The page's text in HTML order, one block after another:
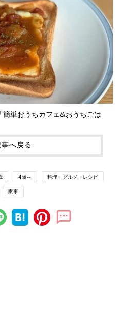
単おうちカフェ&おうちごは
へ戻る
4歳～ 料理・グルメ・レシピ
家事